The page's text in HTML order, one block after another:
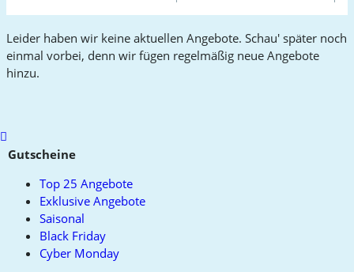
Leider haben wir keine aktuellen Angebote. Schau' später noch
einmal vorbei, denn wir fügen regelmäßig neue Angebote
hinzu.
Scroll
toGutscheine
Top 25 Angebote
Exklusive Angebote
Saisonal
Black Friday
Cyber Monday